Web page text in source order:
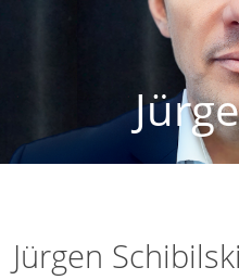
Jürgen Schibilski